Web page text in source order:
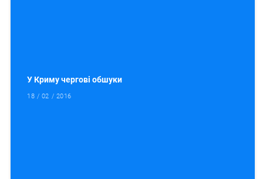
У Криму чергові обшуки
18 / 02 / 2016